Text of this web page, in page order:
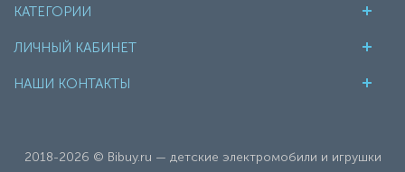
КАТЕГОРИИ
ЛИЧНЫЙ КАБИНЕТ
НАШИ КОНТАКТЫ
2018-2026 © Bibuy.ru — детские электромобили и игрушки